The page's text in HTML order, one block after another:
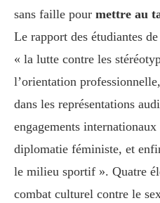
sans faille pour mettre au
Le rapport des étudiantes
« la lutte contre les
l’orientation
dans les représentations
engagements internationaux
diplomatie féministe, et
le milieu sportif ». Quatre
combat culturel contre le